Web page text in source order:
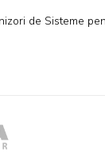
de Sisteme